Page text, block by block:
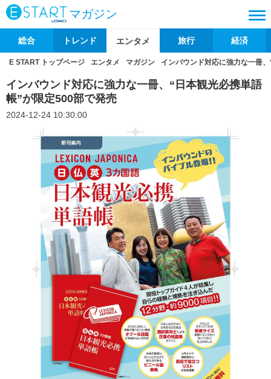
マガジン
総合 トレンド エンタメ 旅行 経済
E START トップページ エンタメ マガジン インバウンド対応に強力な一冊
インバウンド対応に強力な一冊、“日本観光必携単語
帳”が限定500部で発売
2024-12-24 10:30:00